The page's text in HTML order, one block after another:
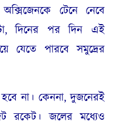
টেনে নেবে
দিনের পর দিন এই
যেতে পারবে সমুদ্রের
না। কেননা, দুজনেরই
রকেট। জলের মধ্যেও